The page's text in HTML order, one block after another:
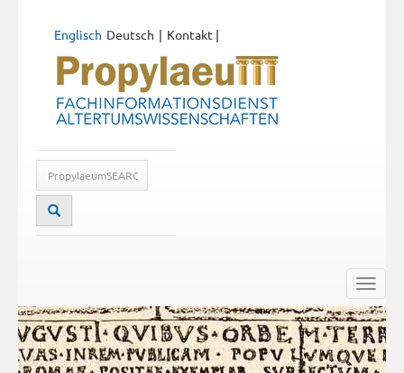
Deutsch
Englisch Kontakt |
Toggle